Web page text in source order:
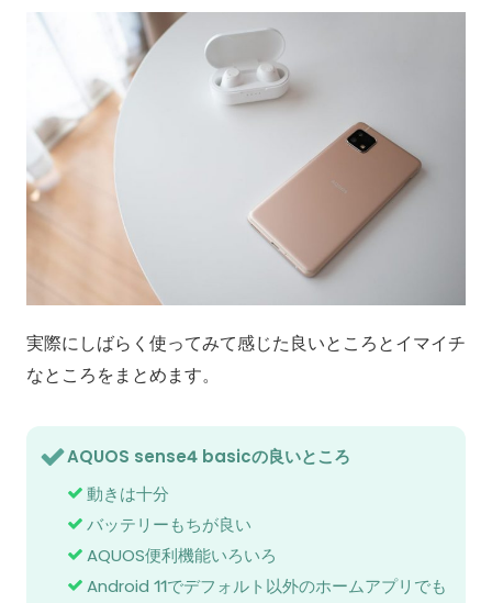
実際にしばらく使ってみて感じた良いところとイマイチ
なところをまとめます。
AQUOS sense4 basicの良いところ
動きは十分
バッテリーもちが良い
AQUOS便利機能いろいろ
Android 11でデフォルト以外のホームアプリでも